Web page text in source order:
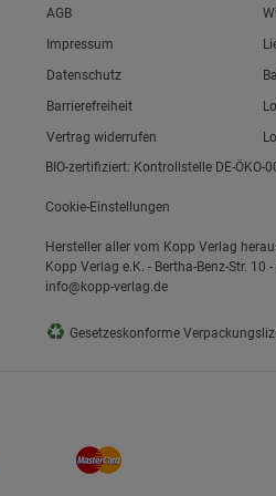
Link zum/zur
AGB
Link zum/zur
Impressum
Link zum/zur
Datenschutz
Link zum/zur
Barrierefreiheit
Vertrag widerrufen
BIO-zertifiziert: Kontrollstelle DE-ÖKO-
Cookie-Einstellungen
Hersteller aller vom Kopp Verlag
Kopp Verlag e.K. - Bertha-Benz-Str. 10
info@kopp-verlag.de
♻ Gesetzeskonforme
Gruppe